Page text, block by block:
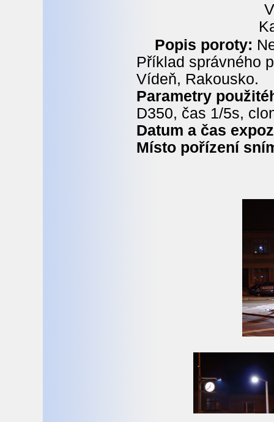
Popis poroty:
Příklad správného
Vídeň, Rakousko.
Parametry
D350, čas 1/5s,
Datum a čas
Místo pořízení